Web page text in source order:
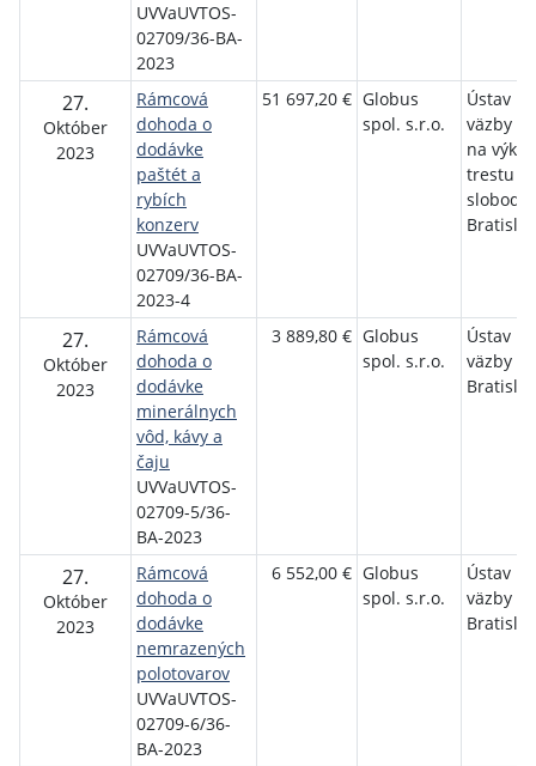
UVVaUVTOS-
02709/36-BA-
2023
27.
Október
2023
Rámcová
dohoda o
dodávke
paštét a
rybích
konzerv
UVVaUVTOS-
02709/36-BA-
2023-4
51 697,20 € Globus
spol. s.r.o.
Ústav
väzby a
na výkon
trestu
slobody
27.
Október
2023
Rámcová
dohoda o
dodávke
minerálnych
vôd, kávy a
čaju
UVVaUVTOS-
02709-5/36-
BA-2023
3 889,80 € Globus
spol. s.r.o.
Ústav
väzby v
27.
Október
2023
Rámcová
dohoda o
dodávke
nemrazených
polotovarov
UVVaUVTOS-
02709-6/36-
BA-2023
6 552,00 € Globus
spol. s.r.o.
Ústav
väzby v